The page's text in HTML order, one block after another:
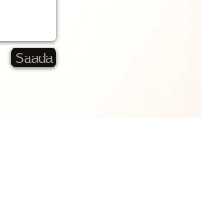
Saada